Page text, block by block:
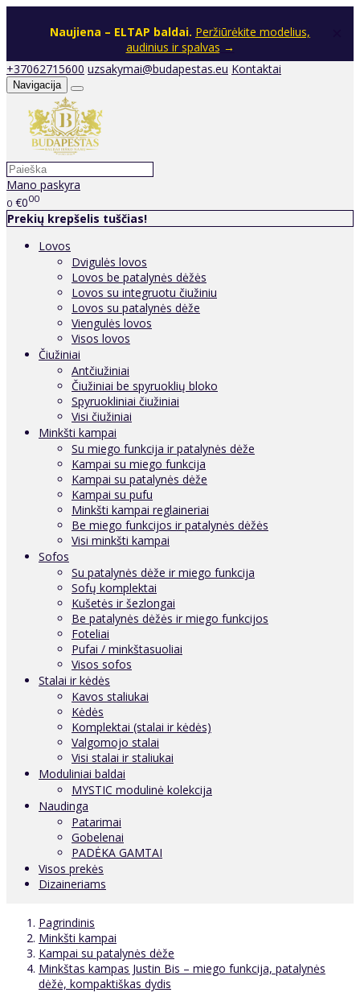
Naujiena – ELTAP baldai. Peržiūrėkite modelius,
audinius ir spalvas →
+37062715600 uzsakymai@budapestas.eu Kontaktai
Navigacija
Mano paskyra
0 €000
Prekių krepšelis tuščias!
Lovos
Dvigulės lovos
Lovos be patalynės dėžės
Lovos su integruotu čiužiniu
Lovos su patalynės dėže
Viengulės lovos
Visos lovos
Čiužiniai
Antčiužiniai
Čiužiniai be spyruoklių bloko
Spyruokliniai čiužiniai
Visi čiužiniai
Minkšti kampai
Su miego funkcija ir patalynės dėže
Kampai su miego funkcija
Kampai su patalynės dėže
Kampai su pufu
Minkšti kampai reglaineriai
Be miego funkcijos ir patalynės dėžės
Visi minkšti kampai
Sofos
Su patalynės dėže ir miego funkcija
Sofų komplektai
Kušetės ir šezlongai
Be patalynės dėžės ir miego funkcijos
Foteliai
Pufai / minkštasuoliai
Visos sofos
Stalai ir kėdės
Kavos staliukai
Kėdės
Komplektai (stalai ir kėdės)
Valgomojo stalai
Visi stalai ir staliukai
Moduliniai baldai
MYSTIC modulinė kolekcija
Naudinga
Patarimai
Gobelenai
PADĖKA GAMTAI
Visos prekės
Dizaineriams
Pagrindinis
Minkšti kampai
Kampai su patalynės dėže
Minkštas kampas Justin Bis – miego funkcija, patalynės
dėžė, kompaktiškas dydis